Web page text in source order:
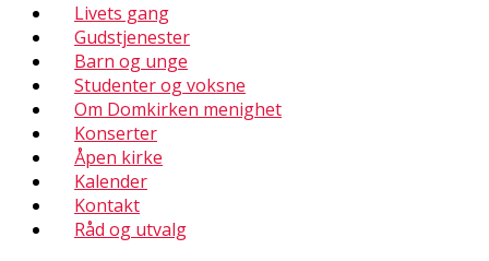
Livets gang
Gudstjenester
Barn og unge
Studenter og voksne
Om Domkirken menighet
Konserter
Åpen kirke
Kalender
Kontakt
Råd og utvalg